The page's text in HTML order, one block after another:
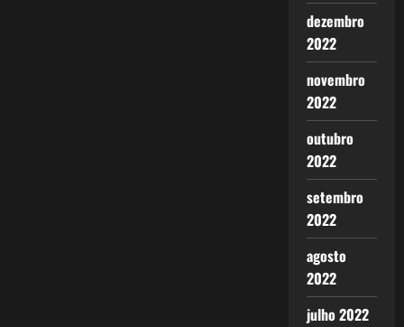
dezembro
2022
novembro
2022
outubro
2022
setembro
2022
agosto
2022
julho 2022